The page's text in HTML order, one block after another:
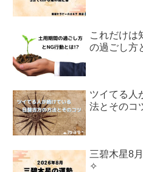
これだけは
の過ごし方
ツイてる人
法とそのコ
三碧木星8
✧